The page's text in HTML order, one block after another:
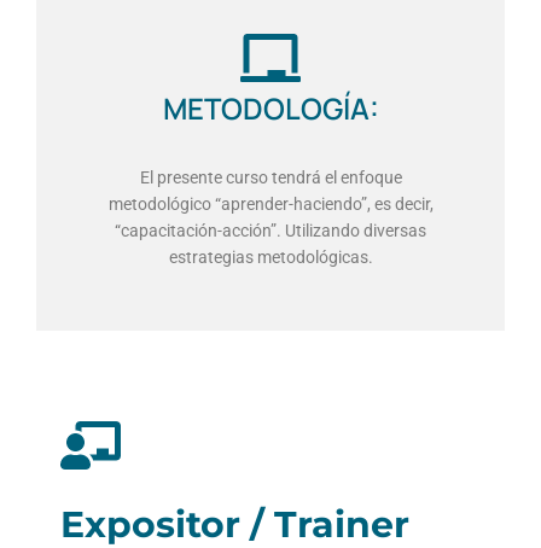
METODOLOGÍA:
El presente curso tendrá el enfoque
metodológico “aprender-haciendo”, es decir,
“capacitación-acción”. Utilizando diversas
estrategias metodológicas.
Expositor / Trainer